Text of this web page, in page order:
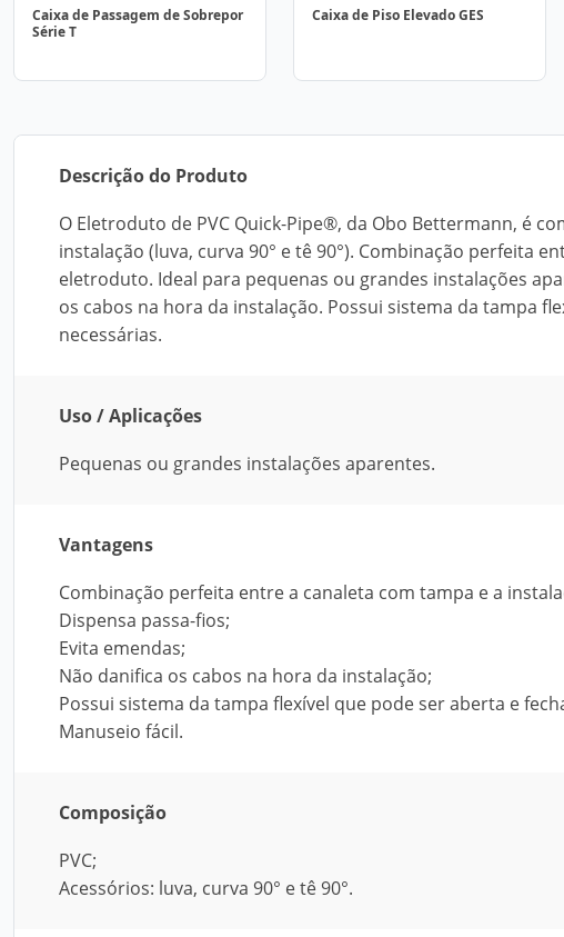
Caixa de Passagem de Sobrepor
Série T
Caixa de Piso Elevado GES
Descrição do Produto
O Eletroduto de PVC Quick-Pipe®, da Obo Bettermann, é
instalação (luva, curva 90° e tê 90°). Combinação perfeita
eletroduto. Ideal para pequenas ou grandes instalações
os cabos na hora da instalação. Possui sistema da tampa
necessárias.
Uso / Aplicações
Pequenas ou grandes instalações aparentes.
Vantagens
Combinação perfeita entre a canaleta com tampa e a
Dispensa passa-fios;
Evita emendas;
Não danifica os cabos na hora da instalação;
Possui sistema da tampa flexível que pode ser aberta e
Manuseio fácil.
Composição
PVC;
Acessórios: luva, curva 90° e tê 90°.